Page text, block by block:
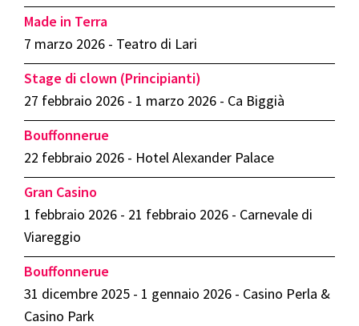
Made in Terra
7 marzo 2026 - Teatro di Lari
Stage di clown (Principianti)
27 febbraio 2026 - 1 marzo 2026 - Ca Biggià
Bouffonnerue
22 febbraio 2026 - Hotel Alexander Palace
Gran Casino
1 febbraio 2026 - 21 febbraio 2026 - Carnevale di
Viareggio
Bouffonnerue
31 dicembre 2025 - 1 gennaio 2026 - Casino Perla &
Casino Park